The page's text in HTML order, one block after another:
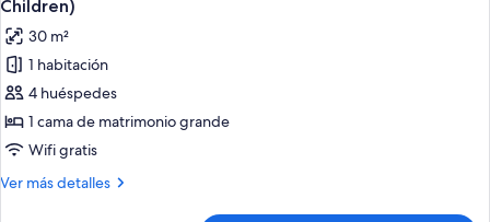
1
Child)
matrimonio
grande
(2
Adults
+
las
fotos
de
Suite
junior,
1
cama
Children)
30 m²
1 habitación
4 huéspedes
1 cama de matrimonio grande
Wifi gratis
Ver más detalles
Más